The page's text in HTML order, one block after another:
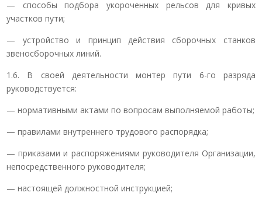
— способы подбора укороченных рельсов для кривых
участков пути;
— устройство и принцип действия сборочных станков
звеносборочных линий.
1.6. В своей деятельности монтер пути 6-го разряда
руководствуется:
— нормативными актами по вопросам выполняемой работы;
— правилами внутреннего трудового распорядка;
— приказами и распоряжениями руководителя Организации,
непосредственного руководителя;
— настоящей должностной инструкцией;